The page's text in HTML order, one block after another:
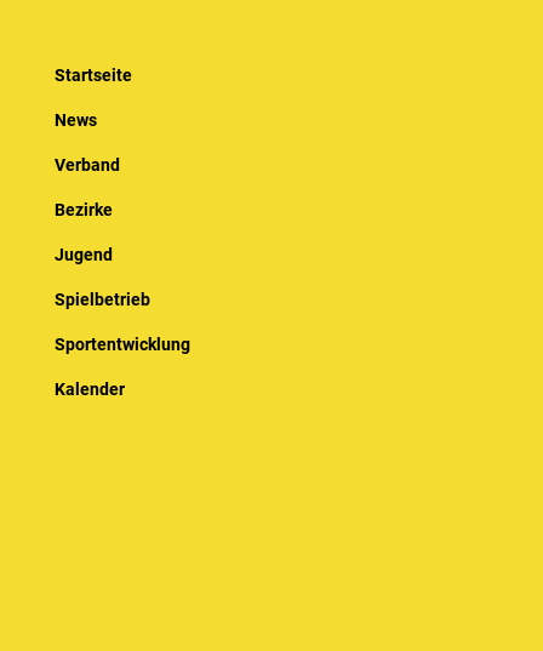
Startseite
News
Verband
Bezirke
Jugend
Spielbetrieb
Sportentwicklung
Kalender